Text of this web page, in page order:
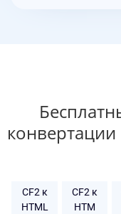
CF2 к
HTML
CF2 к
HTM